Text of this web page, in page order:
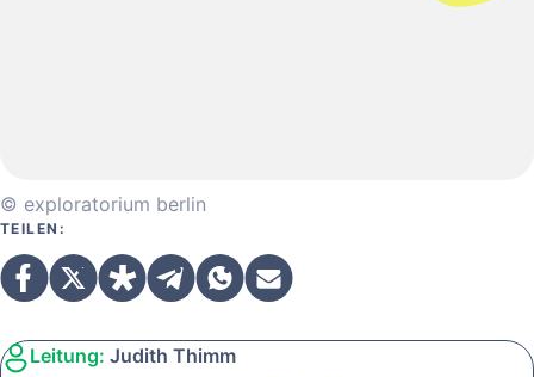
© exploratorium berlin
TEILEN:
Leitung: Judith Thimm